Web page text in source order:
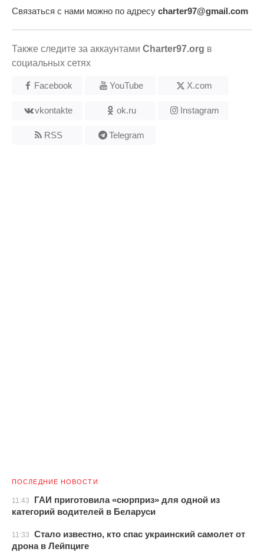
Связаться с нами можно по адресу charter97@gmail.com
Также следите за аккаунтами Charter97.org в
социальных сетях
Facebook YouTube X.com
vkontakte ok.ru Instagram
RSS Telegram
ПОСЛЕДНИЕ НОВОСТИ
11:43
ГАИ приготовила «сюрприз» для одной из
категорий водителей в Беларуси
11:33
Стало известно, кто спас украинский самолет от
дрона в Лейпциге